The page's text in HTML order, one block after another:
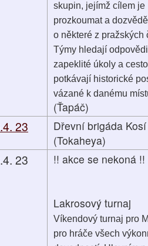
skupin, jejímž cílem je
prozkoumat a
o některé z pražských
Týmy hledají
zapeklité úkoly a
potkávají historické
vázané k danému
(Ťapáč)
23
Dřevní brigáda
(Tokaheya)
23 !! akce se nekoná !!
Lakrosový turnaj
Víkendový turnaj pro
pro hráče všech